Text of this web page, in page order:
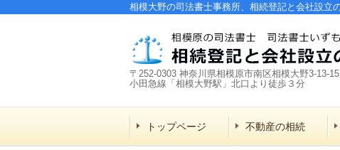
相模大野の司法書士事務所、相続登記と会社設立
〒252-0303 神奈川県相模原市南区相模大野3-13-
小田急線「相模大野駅」北口より徒歩３分
トップページ 不動産の相続